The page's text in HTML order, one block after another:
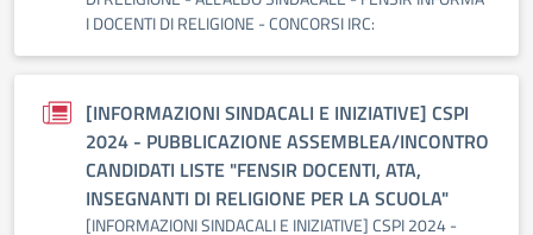
I DOCENTI DI RELIGIONE - CONCORSI IRC:
[INFORMAZIONI SINDACALI E INIZIATIVE] CSPI
2024 - PUBBLICAZIONE ASSEMBLEA/INCONTRO
CANDIDATI LISTE "FENSIR DOCENTI, ATA,
INSEGNANTI DI RELIGIONE PER LA SCUOLA"
[INFORMAZIONI SINDACALI E INIZIATIVE] CSPI 2024 -